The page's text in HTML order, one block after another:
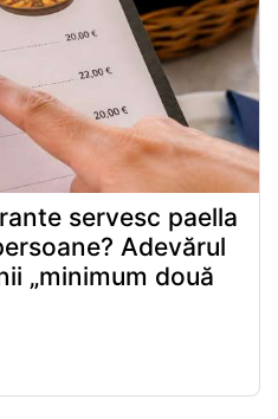
servesc paella
Adevărul
„minimum două